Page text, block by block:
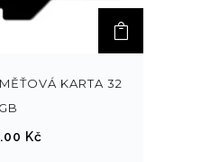
KARTA 32
GB
Kč